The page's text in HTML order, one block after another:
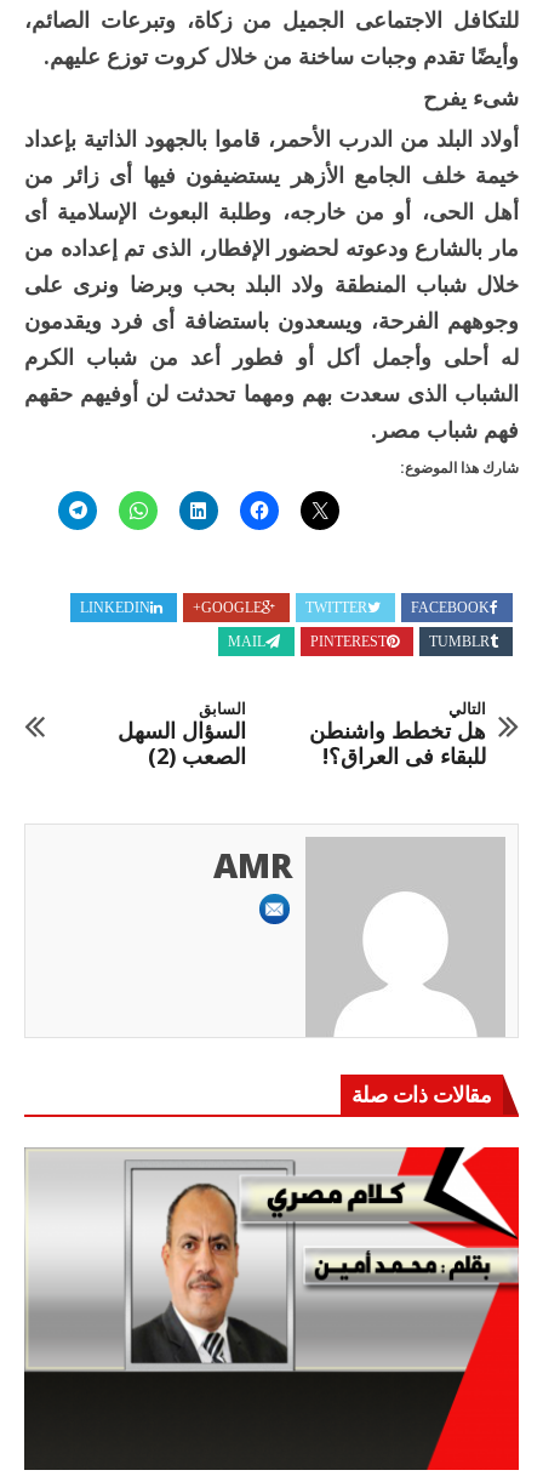
للتكافل الاجتماعى الجميل من زكاة، وتبرعات الصائم،
وأيضًا تقدم وجبات ساخنة من خلال كروت توزع عليهم.
شىء يفرح
أولاد البلد من الدرب الأحمر، قاموا بالجهود الذاتية بإعداد
خيمة خلف الجامع الأزهر يستضيفون فيها أى زائر من
أهل الحى، أو من خارجه، وطلبة البعوث الإسلامية أى
مار بالشارع ودعوته لحضور الإفطار، الذى تم إعداده من
خلال شباب المنطقة ولاد البلد بحب وبرضا ونرى على
وجوههم الفرحة، ويسعدون باستضافة أى فرد ويقدمون
له أحلى وأجمل أكل أو فطور أعد من شباب الكرم
الشباب الذى سعدت بهم ومهما تحدثت لن أوفيهم حقهم
فهم شباب مصر.
شارك هذا الموضوع:
FACEBOOK
TWITTER
GOOGLE+
LINKEDIN
TUMBLR
PINTEREST
MAIL
السابق
السؤال السهل
الصعب (2)
التالي
هل تخطط واشنطن
للبقاء فى العراق؟!
AMR
مقالات ذات صلة